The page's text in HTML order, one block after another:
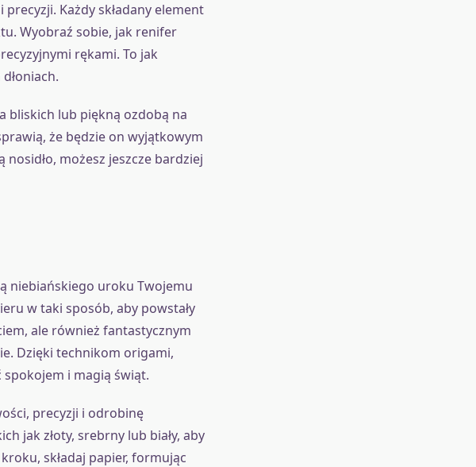
Każdy składany element
Wyobraź sobie, jak renifer
rękami. To jak
bliskich lub piękną ozdobą na
że będzie on wyjątkowym
możesz jeszcze bardziej
niebiańskiego uroku Twojemu
w taki sposób, aby powstały
ale również fantastycznym
Dzięki technikom origami,
spokojem i magią świąt.
precyzji i odrobinę
jak złoty, srebrny lub biały, aby
składaj papier, formując